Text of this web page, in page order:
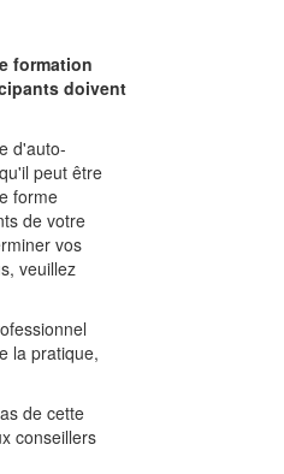
formation
doivent
d'auto-
peut être
forme
de votre
vos
veuillez
la pratique,
de cette
conseillers